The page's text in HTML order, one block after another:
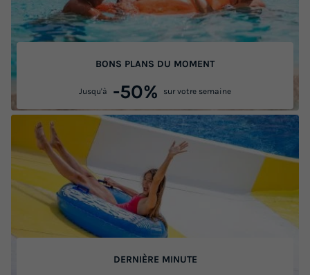
BONS PLANS DU MOMENT
Jusqu'à -50% sur votre semaine
DERNIÈRE MINUTE